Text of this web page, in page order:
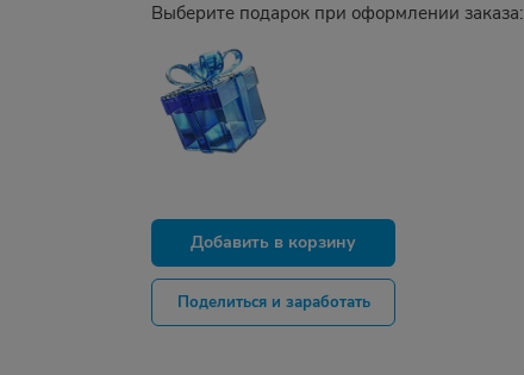
Выберите подарок при оформлении заказа:
Добавить в корзину
Поделиться и заработать